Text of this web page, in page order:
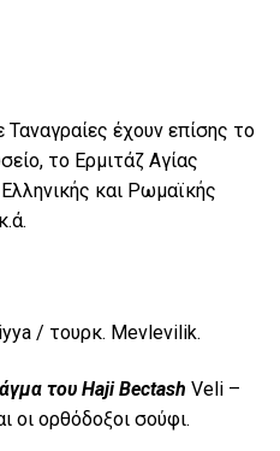
έχουν επίσης το
το Ερμιτάζ Αγίας
και Ρωμαϊκής
/ τουρκ. Mevlevilik.
του Haji Bectash Veli –
οι ορθόδοξοι σούφι.